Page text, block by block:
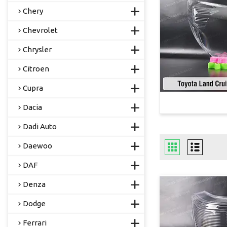
Chery
Chevrolet
Chrysler
Citroen
Cupra
Dacia
Dadi Auto
Daewoo
DAF
Denza
Dodge
Ferrari